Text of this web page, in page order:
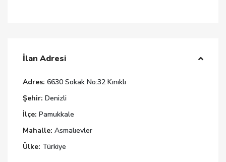
İlan Adresi
Adres: 6630 Sokak No:32 Kınıklı
Şehir: Denizli
İlçe: Pamukkale
Mahalle: Asmalıevler
Ülke: Türkiye